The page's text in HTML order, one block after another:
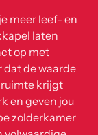
meer leef- en
laten
op met
dat de waarde
ruimte krijgt
en geven jou
zolderkamer